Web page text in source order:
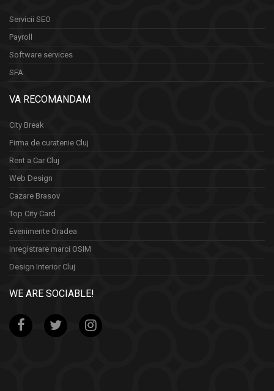
Servicii SEO
Payroll
Software services
SFA
VA RECOMANDAM
City Break
Firma de curatenie Cluj
Rent a Car Cluj
Web Design
Cazare Brasov
Top City Card
Evenimente Oradea
Inregistrare marci OSIM
Design Interior Cluj
WE ARE SOCIABLE!